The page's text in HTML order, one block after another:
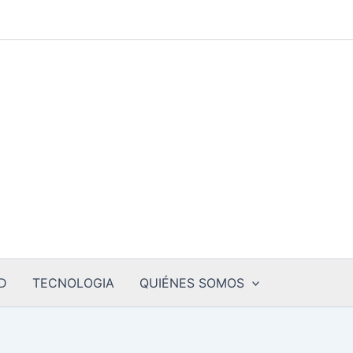
TECNOLOGIA QUIÉNES SOMOS